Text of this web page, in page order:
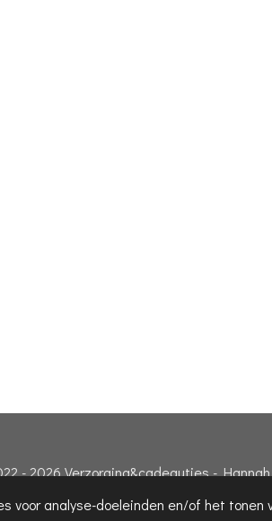
voor analyse-doeleinden en/of het
- 2026 Verzorging&cadeautjes - Hannah